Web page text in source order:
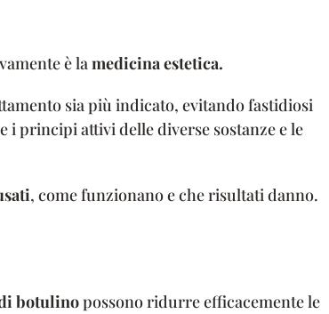
è lamedicina estetica.
sia più indicato, evitando fastidiosi
principi attivi delle diverse sostanze e le
, come funzionano e che risultati danno.
botulinopossono ridurre efficacemente le